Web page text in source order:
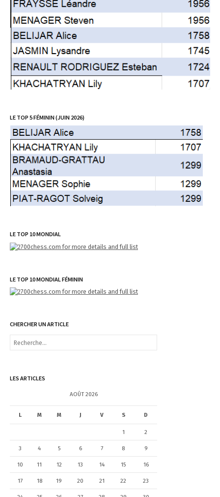
LE TOP 5 FÉMININ (JUIN 2026)
LE TOP 10 MONDIAL
LE TOP 10 MONDIAL FÉMININ
CHERCHER UN ARTICLE
R
r
e
LES ARTICLES
AOÛT 2026
L M M J V S D
1 2
3 4 5 6 7 8 9
10 11 12 13 14 15 16
17 18 19 20 21 22 23